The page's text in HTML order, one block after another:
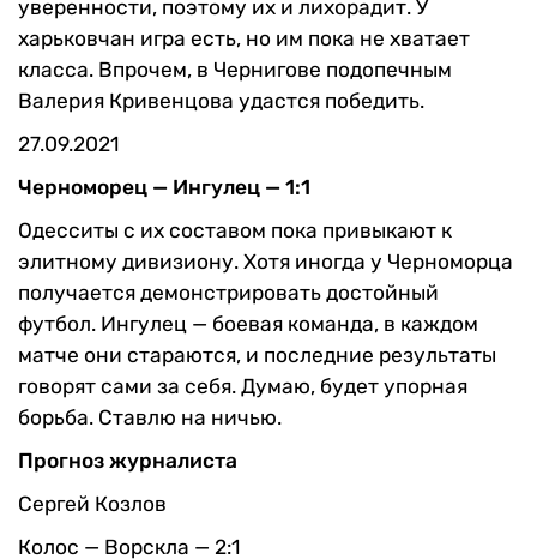
уверенности, поэтому их и лихорадит. У
харьковчан игра есть, но им пока не хватает
класса. Впрочем, в Чернигове подопечным
Валерия Кривенцова удастся победить.
27.09.2021
Черноморец — Ингулец — 1:1
Одесситы с их составом пока привыкают к
элитному дивизиону. Хотя иногда у Черноморца
получается демонстрировать достойный
футбол. Ингулец — боевая команда, в каждом
матче они стараются, и последние результаты
говорят сами за себя. Думаю, будет упорная
борьба. Ставлю на ничью.
Прогноз журналиста
Сергей Козлов
Колос — Ворскла — 2:1